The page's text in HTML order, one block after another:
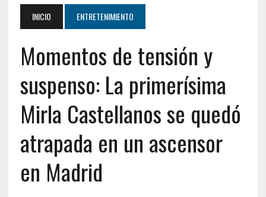
INICIO ENTRETENIMIENTO
Momentos de tensión y
suspenso: La primerísima
Mirla Castellanos se quedó
atrapada en un ascensor
en Madrid